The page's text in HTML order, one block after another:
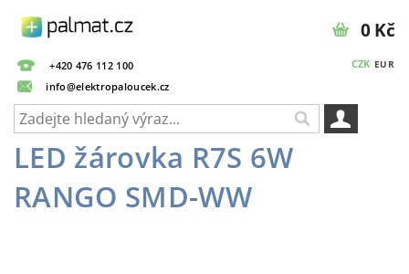
+420 476 112 100
info@elektropaloucek.cz
CZK EUR
0 Kč
LED žárovka R7S 6W
RANGO SMD-WW